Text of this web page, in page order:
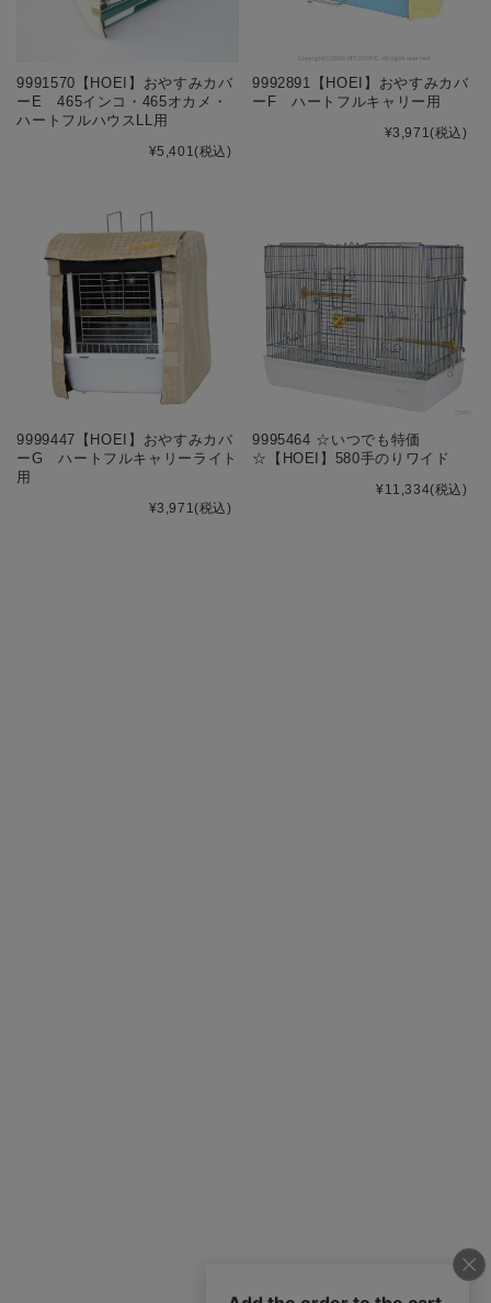
9991570【HOEI】おやすみカバ
ーE 465インコ・465オカメ・
ハートフルハウスLL用
¥5,401(税込)
9992891【HOEI】おやすみカバ
ーF ハートフルキャリー用
¥3,971(税込)
9999447【HOEI】おやすみカバ
ーG ハートフルキャリーライト
用
¥3,971(税込)
9995464 ☆いつでも特価
☆【HOEI】580手のりワイド
¥11,334(税込)